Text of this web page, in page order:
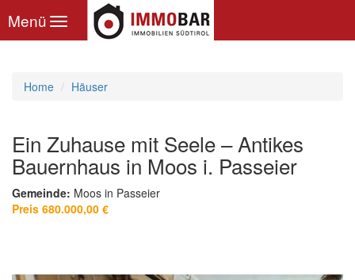
Toggle
navigation
Menü
Home Häuser
Ein Zuhause mit Seele – Antikes
Bauernhaus in Moos i. Passeier
Gemeinde: Moos in Passeier
Preis 680.000,00 €